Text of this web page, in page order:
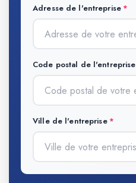
Adresse de l'entreprise
Code postal de l'entreprise
Ville de l'entreprise